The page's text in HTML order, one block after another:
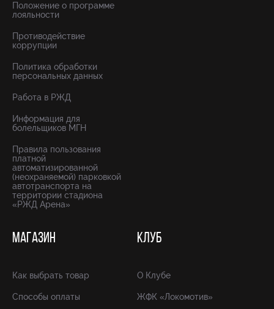
Положение о программе
лояльности
Противодействие
коррупции
Политика обработки
персональных данных
Работа в РЖД
Информация для
болельщиков МГН
Правила пользования
платной
автоматизированной
(неохраняемой) парковкой
автотранспорта на
территории стадиона
«РЖД Арена»
МАГАЗИН
Как выбрать товар
Способы оплаты
КЛУБ
О Клубе
ЖФК «Локомотив»